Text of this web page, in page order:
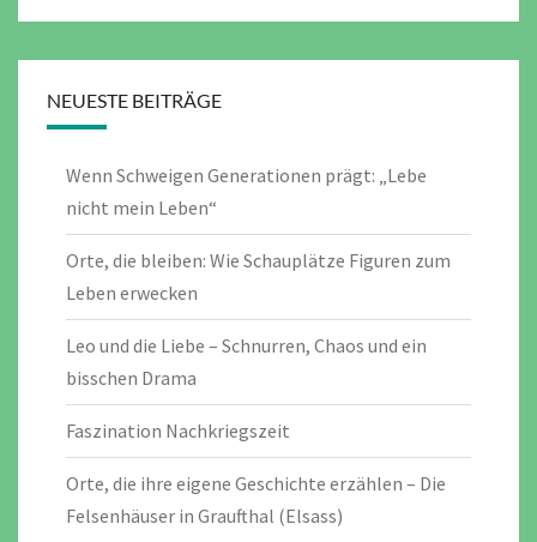
NEUESTE BEITRÄGE
Wenn Schweigen Generationen prägt: „Lebe
nicht mein Leben“
Orte, die bleiben: Wie Schauplätze Figuren zum
Leben erwecken
Leo und die Liebe – Schnurren, Chaos und ein
bisschen Drama
Faszination Nachkriegszeit
Orte, die ihre eigene Geschichte erzählen – Die
Felsenhäuser in Graufthal (Elsass)